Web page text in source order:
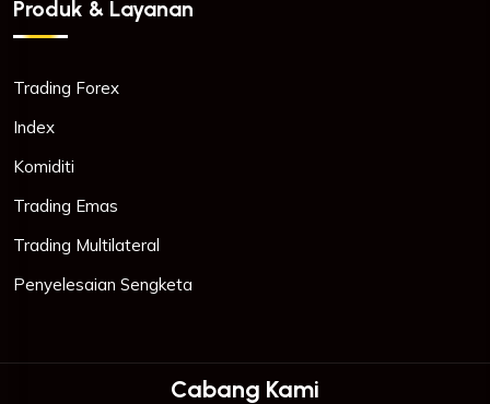
Produk & Layanan
Trading Forex
Index
Komiditi
Trading Emas
Trading Multilateral
Penyelesaian Sengketa
Cabang Kami